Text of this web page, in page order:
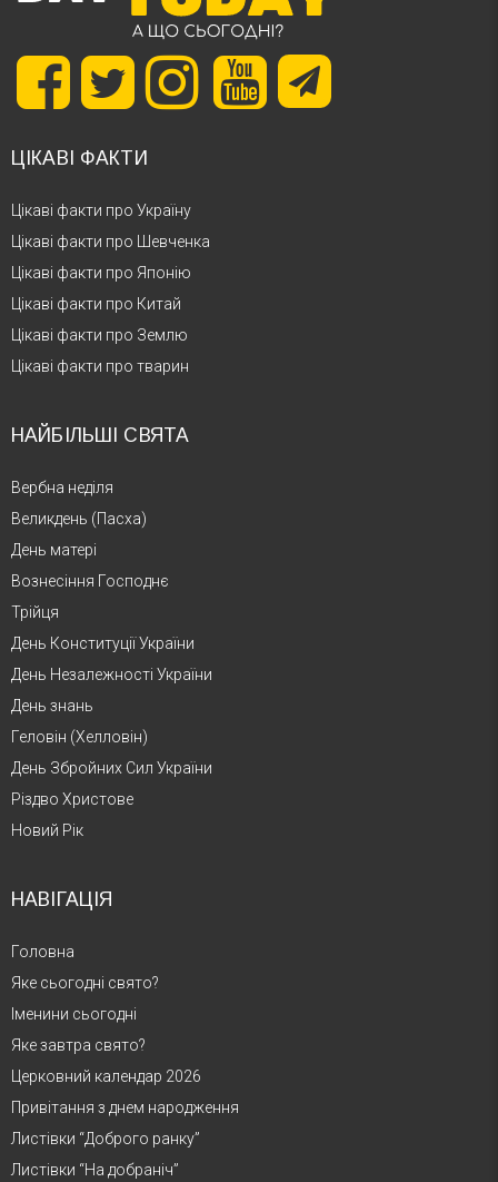
ЦІКАВІ ФАКТИ
Цікаві факти про Україну
Цікаві факти про Шевченка
Цікаві факти про Японію
Цікаві факти про Китай
Цікаві факти про Землю
Цікаві факти про тварин
НАЙБІЛЬШІ СВЯТА
Вербна неділя
Великдень (Пасха)
День матері
Вознесіння Господнє
Трійця
День Конституції України
День Незалежності України
День знань
Геловін (Хелловін)
День Збройних Сил України
Різдво Христове
Новий Рік
НАВІГАЦІЯ
Головна
Яке сьогодні свято?
Іменини сьогодні
Яке завтра свято?
Церковний календар 2026
Привітання з днем народження
Листівки “Доброго ранку”
Листівки “На добраніч”